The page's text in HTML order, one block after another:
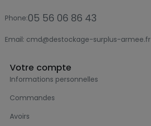
Phone:05 56 06 86 43
Email: cmd@destockage-surplus-armee.fr
Votre compte
Informations personnelles
Commandes
Avoirs